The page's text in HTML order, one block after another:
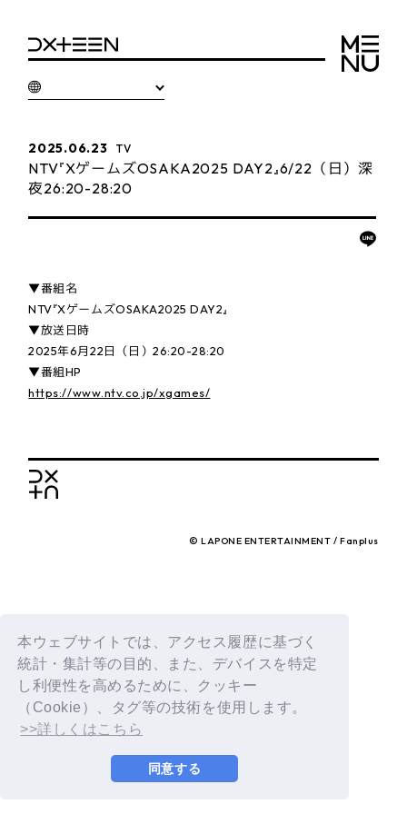
本ウェブサイトでは、アクセス履歴に基づく
統計・集計等の目的、また、デバイスを特定
し利便性を高めるために、クッキー
（Cookie）、タグ等の技術を使用します。
>>詳しくはこちら
同意する
2025.06.23 TV
NTV『XゲームズOSAKA2025 DAY2』6/22（日）深
夜26:20-28:20
▼番組名
NTV『XゲームズOSAKA2025 DAY2』
▼放送日時
2025年6月22日（日）26:20-28:20
▼番組HP
https://www.ntv.co.jp/xgames/
© LAPONE ENTERTAINMENT / Fanplus